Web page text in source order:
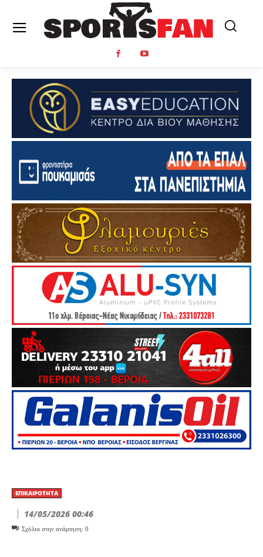
ΕΠΙΚΑΙΡΌΤΗΤΑ
14/05/2026 00:46
Σχόλια στην ανάρτηση: 0